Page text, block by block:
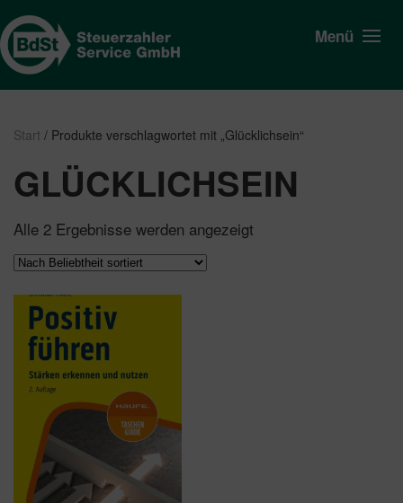
Menü
Start / Produkte verschlagwortet mit „Glücklichsein“
GLÜCKLICHSEIN
Alle 2 Ergebnisse werden angezeigt